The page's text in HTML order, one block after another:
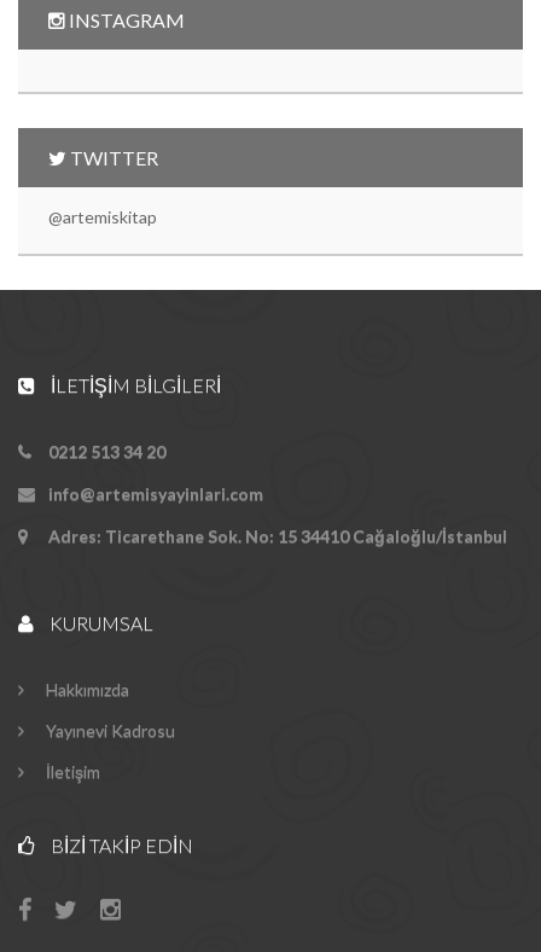
INSTAGRAM
TWITTER
@artemiskitap
İLETIŞIM BILGILERI
0212 513 34 20
info@artemisyayinlari.com
Adres: Ticarethane Sok. No: 15 34410 Cağaloğlu/İstanbul
KURUMSAL
Hakkımızda
Yayınevi Kadrosu
İletişim
BIZI TAKIP EDIN